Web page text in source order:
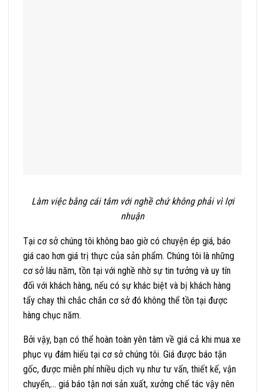
Làm việc bằng cái tâm với nghề chứ không phải vì lợi
nhuận
Tại cơ sở chúng tôi không bao giờ có chuyện ép giá, báo
giá cao hơn giá trị thực của sản phẩm. Chúng tôi là những
cơ sở lâu năm, tồn tại với nghề nhờ sự tin tưởng và uy tín
đối với khách hàng, nếu có sự khác biệt và bị khách hàng
tẩy chay thì chắc chắn cơ sở đó không thể tồn tại được
hàng chục năm.
Bởi vậy, bạn có thể hoàn toàn yên tâm về giá cả khi mua xe
phục vụ đám hiếu tại cơ sở chúng tôi. Giá được báo tận
gốc, được miễn phí nhiều dịch vụ như tư vấn, thiết kế, vận
chuyển,… giá báo tận nơi sản xuất, xưởng chế tác vậy nên